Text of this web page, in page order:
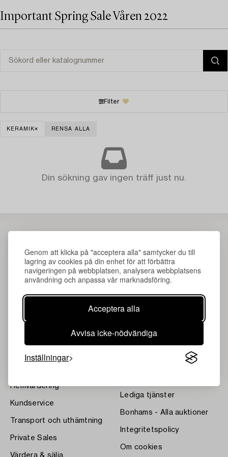
Genom att klicka på "acceptera alla" samtycker du till
lagring av cookies på din enhet för att förbättra
navigeringen på webbplatsen, analysera webbplatsens
användning och anpassa vår marknadsföring.
Acceptera alla
Avvisa icke-nödvändiga
Inställningar
Important Spring Sale Våren 2022
Filter
KERAMIK RENSA ALLA
Din sökning gav ingen träff just nu.
Kontakta våra specialister
Hemvärdering
Kundservice
Transport och uthämtning
Private Sales
Värdera & sälja
Bukipedia
Lediga tjänster
Bonhams - Alla auktioner
Integritetspolicy
Om cookies